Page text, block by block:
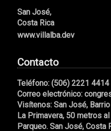
San José,
Costa Rica
www.villalba.dev
Contacto
Teléfono: (506) 2221 4414
Correo electrónico:
Visítenos: San José,
La Primavera, 50 metros
Parqueo. San José, Costa